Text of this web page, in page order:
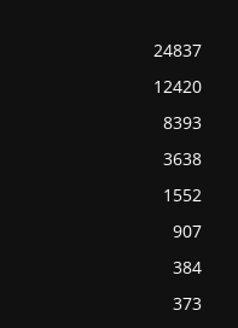
24837
12420
8393
3638
1552
907
384
373